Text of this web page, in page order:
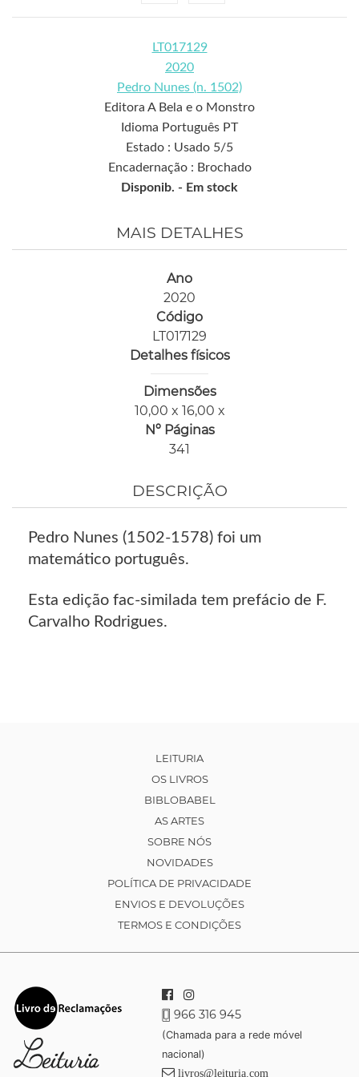
LT017129
2020
Pedro Nunes (n. 1502)
Editora A Bela e o Monstro
Idioma Português PT
Estado : Usado 5/5
Encadernação : Brochado
Disponib. - Em stock
MAIS DETALHES
Ano
2020
Código
LT017129
Detalhes físicos
Dimensões
10,00 x 16,00 x
Nº Páginas
341
DESCRIÇÃO
Pedro Nunes (1502-1578) foi um
matemático português.
Esta edição fac-similada tem prefácio de F.
Carvalho Rodrigues.
LEITURIA
OS LIVROS
BIBLOBABEL
AS ARTES
SOBRE NÓS
NOVIDADES
POLÍTICA DE PRIVACIDADE
ENVIOS E DEVOLUÇÕES
TERMOS E CONDIÇÕES
966 316 945
(Chamada para a rede móvel
nacional)
livros@leituria.com